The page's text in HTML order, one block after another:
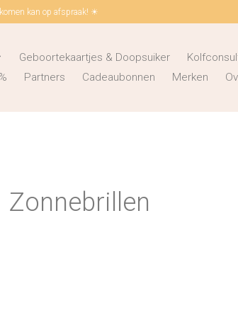
kan op afspraak! ☀
Geboortekaartjes & Doopsuiker
Partners Cadeaubonnen Merken
Zonnebrillen